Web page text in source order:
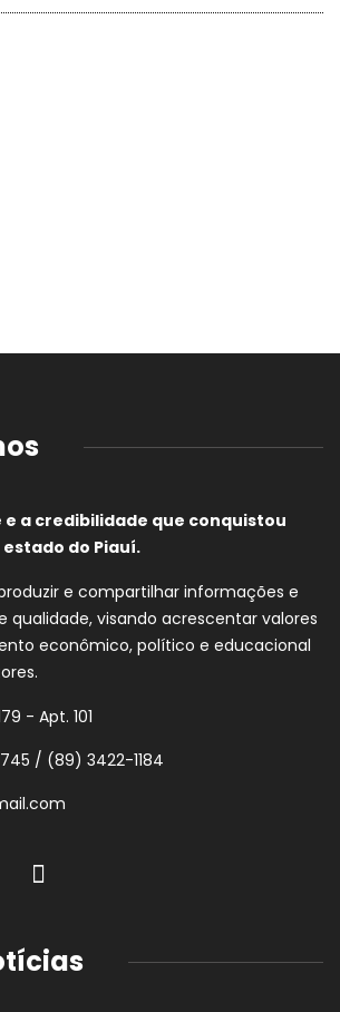
a credibilidade que conquistou
do Piauí.
e compartilhar informações e
visando acrescentar valores
econômico, político e educacional
- Apt. 101
/ (89) 3422-1184